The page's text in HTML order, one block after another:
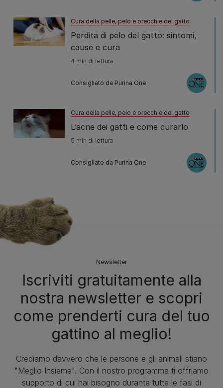
Cura della pelle, pelo e orecchie del gatto
Perdita di pelo del gatto: sintomi,
cause e cura
4 min di lettura
Consigliato da Purina One
Cura della pelle, pelo e orecchie del gatto
L’acne dei gatti e come curarlo
5 min di lettura
Consigliato da Purina One
Newsletter
Iscriviti gratuitamente alla
nostra newsletter e scopri
come prenderti cura del tuo
gattino al meglio!
Crediamo davvero che le persone e gli animali stiano
"Meglio Insieme". Con il nostro programma ti offriamo
supporto di cui hai bisogno durante tutte le fasi di